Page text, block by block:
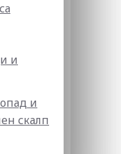
и
и
скалп